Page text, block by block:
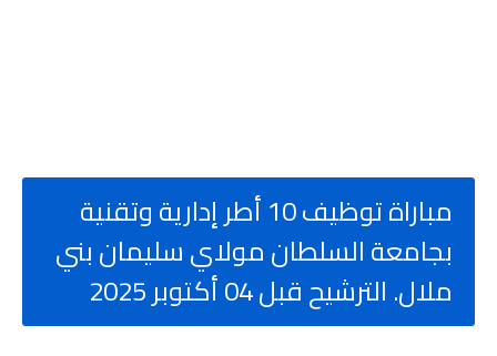
مباراة توظيف 10 أطر إدارية وتقنية
بجامعة السلطان مولاي سليمان بني
ملال. الترشيح قبل 04 أكتوبر 2025